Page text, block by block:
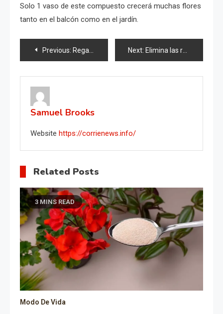
Solo 1 vaso de este compuesto crecerá muchas flores
tanto en el balcón como en el jardín.
Post
navigation
Previous: Regala una súper cosecha, plántala en todos los plantones del jardín y verás los resultados Next: Elimina las ratas de tu jardín: ¿cómo deshacerte de ellas de forma natural?
Samuel Brooks
Website https://corrienews.info/
Related Posts
3 MINS READ
Modo De Vida